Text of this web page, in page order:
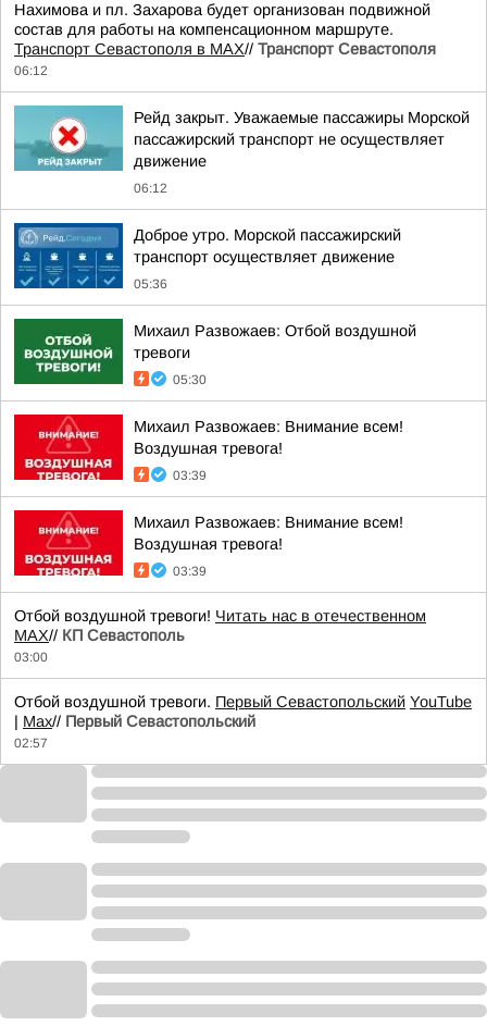
Нахимова и пл. Захарова будет организован подвижной
состав для работы на компенсационном маршруте.
Транспорт Севастополя в MAX// Транспорт Севастополя
06:12
Рейд закрыт. Уважаемые пассажиры Морской
пассажирский транспорт не осуществляет
движение
06:12
Доброе утро. Морской пассажирский
транспорт осуществляет движение
05:36
Михаил Развожаев: Отбой воздушной
тревоги
05:30
Михаил Развожаев: Внимание всем!
Воздушная тревога!
03:39
Михаил Развожаев: Внимание всем!
Воздушная тревога!
03:39
Отбой воздушной тревоги! Читать нас в отечественном
MAX// КП Севастополь
03:00
Отбой воздушной тревоги. Первый Севастопольский YouTube
| Max// Первый Севастопольский
02:57